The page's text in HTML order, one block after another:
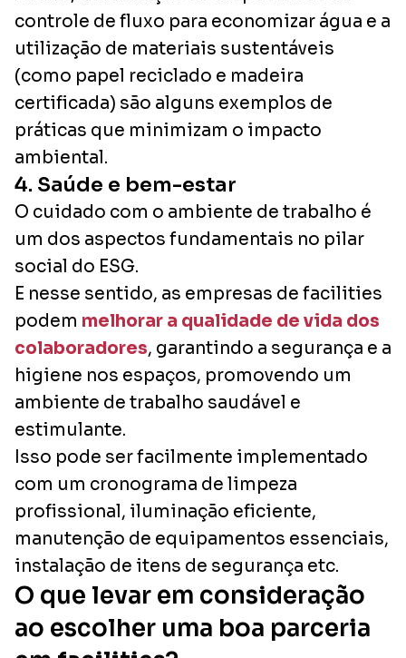
controle de fluxo para economizar água e a
utilização de materiais sustentáveis
(como papel reciclado e madeira
certificada) são alguns exemplos de
práticas que minimizam o impacto
ambiental.
4. Saúde e bem-estar
O cuidado com o ambiente de trabalho é
um dos aspectos fundamentais no pilar
social do ESG.
E nesse sentido, as empresas de facilities
podem melhorar a qualidade de vida dos
colaboradores, garantindo a segurança e a
higiene nos espaços, promovendo um
ambiente de trabalho saudável e
estimulante.
Isso pode ser facilmente implementado
com um cronograma de limpeza
profissional, iluminação eficiente,
manutenção de equipamentos essenciais,
instalação de itens de segurança etc.
O que levar em consideração
ao escolher uma boa parceria